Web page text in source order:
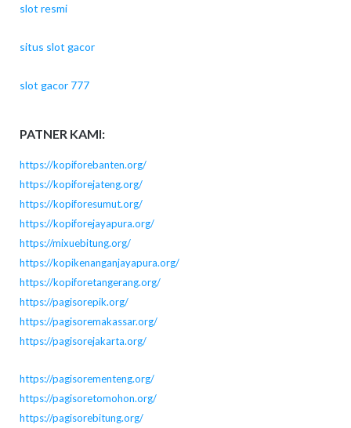
slot resmi
situs slot gacor
slot gacor 777
PATNER KAMI:
https://kopiforebanten.org/
https://kopiforejateng.org/
https://kopiforesumut.org/
https://kopiforejayapura.org/
https://mixuebitung.org/
https://kopikenanganjayapura.org/
https://kopiforetangerang.org/
https://pagisorepik.org/
https://pagisoremakassar.org/
https://pagisorejakarta.org/
https://pagisorementeng.org/
https://pagisoretomohon.org/
https://pagisorebitung.org/